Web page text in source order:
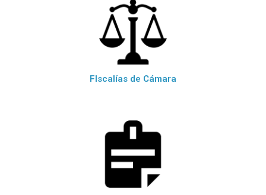
FIscalías de Cámara